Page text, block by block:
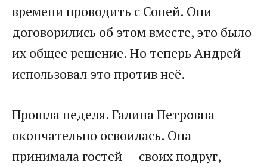
времени проводить с Соней. Они
договорились об этом вместе, это было
их общее решение. Но теперь Андрей
использовал это против неё.
Прошла неделя. Галина Петровна
окончательно освоилась. Она
принимала гостей — своих подруг,